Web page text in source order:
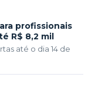
profissionais
R$ 8,2 mil
até o dia 14 de